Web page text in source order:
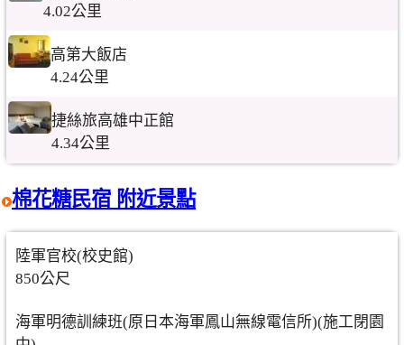
4.02公里
高第大飯店
4.24公里
捷絲旅高雄中正館
4.34公里
棉花糖民宿 附近景點
陸軍官校(校史館)
850公尺
海軍明德訓練班(原日本海軍鳳山無線電信所)(施工閉園